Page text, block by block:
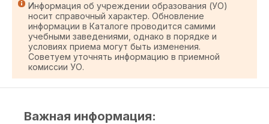
Информация об учреждении образования (УО)
носит справочный характер. Обновление
информации в Каталоге проводится самими
учебными заведениями, однако в порядке и
условиях приема могут быть изменения.
Советуем уточнять информацию в приемной
комиссии УО.
Важная информация: